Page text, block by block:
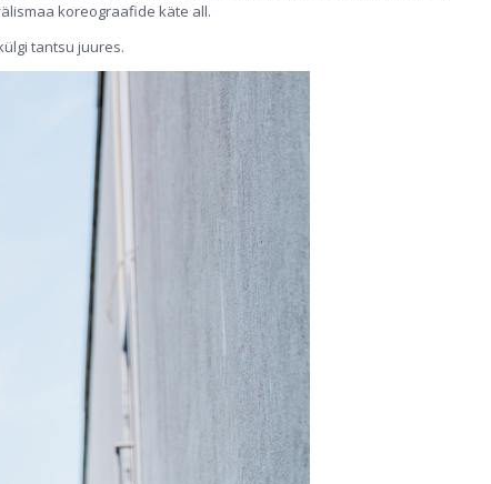
koreograafide käte all.
tantsu juures.